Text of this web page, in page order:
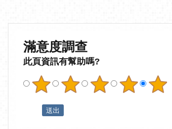
滿意度調查
此頁資訊有幫助嗎?